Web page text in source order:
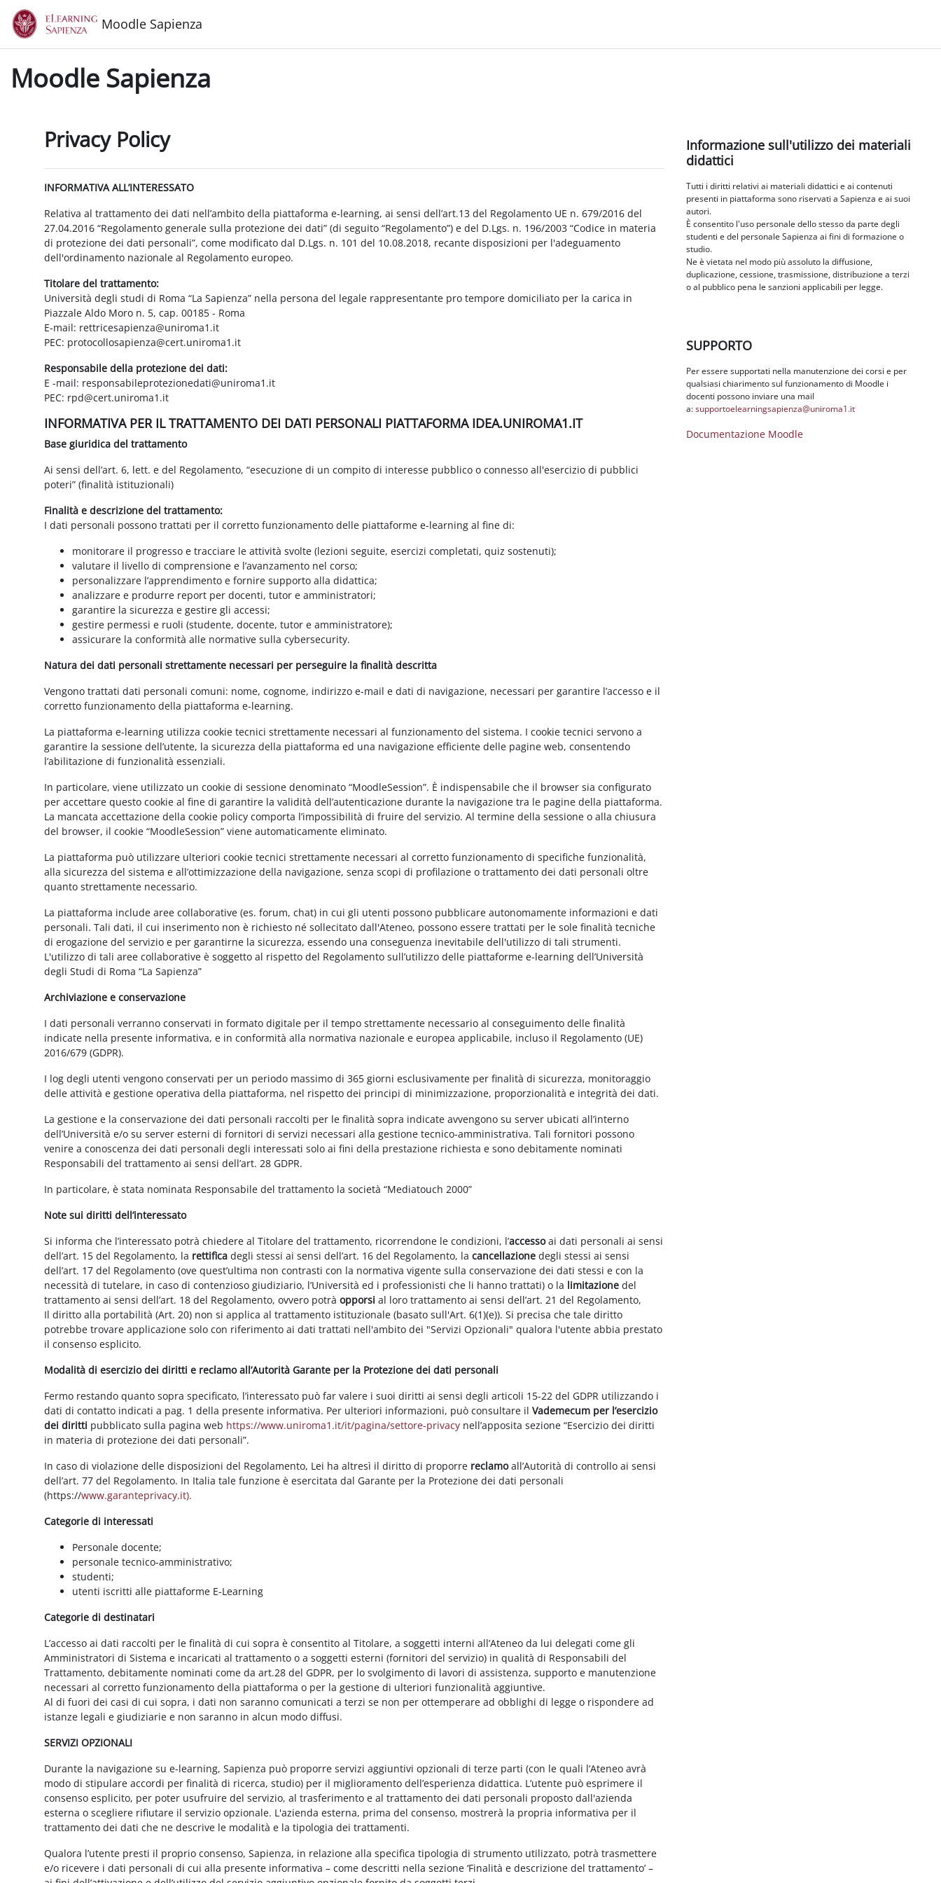
Vai al contenuto principale
Moodle Sapienza
Moodle Sapienza
Privacy Policy
INFORMATIVA ALL’INTERESSATO
Relativa al trattamento dei dati nell’ambito della piattaforma e-learning, ai sensi dell’art.13 del Regolamento UE n. 679/2016 del
27.04.2016 “Regolamento generale sulla protezione dei dati” (di seguito “Regolamento”) e del D.Lgs. n. 196/2003 “Codice in materia
di protezione dei dati personali”, come modificato dal D.Lgs. n. 101 del 10.08.2018, recante disposizioni per l'adeguamento
dell'ordinamento nazionale al Regolamento europeo.
Titolare del trattamento:
Università degli studi di Roma “La Sapienza” nella persona del legale rappresentante pro tempore domiciliato per la carica in
Piazzale Aldo Moro n. 5, cap. 00185 - Roma
E-mail: rettricesapienza@uniroma1.it
PEC: protocollosapienza@cert.uniroma1.it
Responsabile della protezione dei dati:
E -mail: responsabileprotezionedati@uniroma1.it
PEC: rpd@cert.uniroma1.it
INFORMATIVA PER IL TRATTAMENTO DEI DATI PERSONALI PIATTAFORMA IDEA.UNIROMA1.IT
Base giuridica del trattamento
Ai sensi dell’art. 6, lett. e del Regolamento, “esecuzione di un compito di interesse pubblico o connesso all'esercizio di pubblici
poteri” (finalità istituzionali)
Finalità e descrizione del trattamento:
I dati personali possono trattati per il corretto funzionamento delle piattaforme e-learning al fine di:
monitorare il progresso e tracciare le attività svolte (lezioni seguite, esercizi completati, quiz sostenuti);
valutare il livello di comprensione e l’avanzamento nel corso;
personalizzare l’apprendimento e fornire supporto alla didattica;
analizzare e produrre report per docenti, tutor e amministratori;
garantire la sicurezza e gestire gli accessi;
gestire permessi e ruoli (studente, docente, tutor e amministratore);
assicurare la conformità alle normative sulla cybersecurity.
Natura dei dati personali strettamente necessari per perseguire la finalità descritta
Vengono trattati dati personali comuni: nome, cognome, indirizzo e-mail e dati di navigazione, necessari per garantire l’accesso e il
corretto funzionamento della piattaforma e-learning.
La piattaforma e-learning utilizza cookie tecnici strettamente necessari al funzionamento del sistema. I cookie tecnici servono a
garantire la sessione dell’utente, la sicurezza della piattaforma ed una navigazione efficiente delle pagine web, consentendo
l’abilitazione di funzionalità essenziali.
In particolare, viene utilizzato un cookie di sessione denominato “MoodleSession”. È indispensabile che il browser sia configurato
per accettare questo cookie al fine di garantire la validità dell’autenticazione durante la navigazione tra le pagine della piattaforma.
La mancata accettazione della cookie policy comporta l’impossibilità di fruire del servizio. Al termine della sessione o alla chiusura
del browser, il cookie “MoodleSession” viene automaticamente eliminato.
La piattaforma può utilizzare ulteriori cookie tecnici strettamente necessari al corretto funzionamento di specifiche funzionalità,
alla sicurezza del sistema e all’ottimizzazione della navigazione, senza scopi di profilazione o trattamento dei dati personali oltre
quanto strettamente necessario.
La piattaforma include aree collaborative (es. forum, chat) in cui gli utenti possono pubblicare autonomamente informazioni e dati
personali. Tali dati, il cui inserimento non è richiesto né sollecitato dall'Ateneo, possono essere trattati per le sole finalità tecniche
di erogazione del servizio e per garantirne la sicurezza, essendo una conseguenza inevitabile dell'utilizzo di tali strumenti.
L'utilizzo di tali aree collaborative è soggetto al rispetto del Regolamento sull’utilizzo delle piattaforme e-learning dell’Università
degli Studi di Roma “La Sapienza”
Archiviazione e conservazione
I dati personali verranno conservati in formato digitale per il tempo strettamente necessario al conseguimento delle finalità
indicate nella presente informativa, e in conformità alla normativa nazionale e europea applicabile, incluso il Regolamento (UE)
2016/679 (GDPR).
I log degli utenti vengono conservati per un periodo massimo di 365 giorni esclusivamente per finalità di sicurezza, monitoraggio
delle attività e gestione operativa della piattaforma, nel rispetto dei principi di minimizzazione, proporzionalità e integrità dei dati.
La gestione e la conservazione dei dati personali raccolti per le finalità sopra indicate avvengono su server ubicati all’interno
dell’Università e/o su server esterni di fornitori di servizi necessari alla gestione tecnico-amministrativa. Tali fornitori possono
venire a conoscenza dei dati personali degli interessati solo ai fini della prestazione richiesta e sono debitamente nominati
Responsabili del trattamento ai sensi dell’art. 28 GDPR.
In particolare, è stata nominata Responsabile del trattamento la società “Mediatouch 2000”
Note sui diritti dell’interessato
Si informa che l’interessato potrà chiedere al Titolare del trattamento, ricorrendone le condizioni, l’accessoai dati personali ai sensi
dell’art. 15 del Regolamento, la rettificadegli stessi ai sensi dell’art. 16 del Regolamento, lacancellazione degli stessi ai sensi
dell’art. 17 del Regolamento (ove quest’ultima non contrasti con la normativa vigente sulla conservazione dei dati stessi e con la
necessità di tutelare, in caso di contenzioso giudiziario, l’Università ed i professionisti che li hanno trattati) o la limitazione del
trattamento ai sensi dell’art. 18 del Regolamento, ovvero potràopporsi al loro trattamento ai sensi dell’art. 21 del Regolamento,
Il diritto alla portabilità (Art. 20) non si applica al trattamento istituzionale (basato sull'Art. 6(1)(e)). Si precisa che tale diritto
potrebbe trovare applicazione solo con riferimento ai dati trattati nell'ambito dei "Servizi Opzionali" qualora l'utente abbia prestato
il consenso esplicito.
Modalità di esercizio dei diritti e reclamo all’Autorità Garante per la Protezione dei dati personali
Fermo restando quanto sopra specificato, l’interessato può far valere i suoi diritti ai sensi degli articoli 15-22 del GDPR utilizzando i
dati di contatto indicati a pag. 1 della presente informativa. Per ulteriori informazioni, può consultare ilVademecum per l’esercizio
dei diritti pubblicato sulla pagina web https://www.uniroma1.it/it/pagina/settore-privacy nell’apposita sezione “Esercizio dei diritti
in materia di protezione dei dati personali”.
In caso di violazione delle disposizioni del Regolamento, Lei ha altresì il diritto di proporre reclamoall’Autorità di controllo ai sensi
dell’art. 77 del Regolamento. In Italia tale funzione è esercitata dal Garante per la Protezione dei dati personali
(https://www.garanteprivacy.it).
Categorie di interessati
Personale docente;
personale tecnico-amministrativo;
studenti;
utenti iscritti alle piattaforme E-Learning
Categorie di destinatari
L’accesso ai dati raccolti per le finalità di cui sopra è consentito al Titolare, a soggetti interni all’Ateneo da lui delegati come gli
Amministratori di Sistema e incaricati al trattamento o a soggetti esterni (fornitori del servizio) in qualità di Responsabili del
Trattamento, debitamente nominati come da art.28 del GDPR, per lo svolgimento di lavori di assistenza, supporto e manutenzione
necessari al corretto funzionamento della piattaforma o per la gestione di ulteriori funzionalità aggiuntive.
Al di fuori dei casi di cui sopra, i dati non saranno comunicati a terzi se non per ottemperare ad obblighi di legge o rispondere ad
istanze legali e giudiziarie e non saranno in alcun modo diffusi.
SERVIZI OPZIONALI
Durante la navigazione su e-learning, Sapienza può proporre servizi aggiuntivi opzionali di terze parti (con le quali l’Ateneo avrà
modo di stipulare accordi per finalità di ricerca, studio) per il miglioramento dell’esperienza didattica. L’utente può esprimere il
consenso esplicito, per poter usufruire del servizio, al trasferimento e al trattamento dei dati personali proposto dall'azienda
esterna o scegliere rifiutare il servizio opzionale. L'azienda esterna, prima del consenso, mostrerà la propria informativa per il
trattamento dei dati che ne descrive le modalità e la tipologia dei trattamenti.
Qualora l’utente presti il proprio consenso, Sapienza, in relazione alla specifica tipologia di strumento utilizzato, potrà trasmettere
e/o ricevere i dati personali di cui alla presente informativa – come descritti nella sezione ‘Finalità e descrizione del trattamento’ –
Blocchi
Informazione sull'utilizzo dei materiali
didattici
Tutti i diritti relativi ai materiali didattici e ai contenuti
presenti in piattaforma sono riservati a Sapienza e ai suoi
autori.
È consentito l'uso personale dello stesso da parte degli
studenti e del personale Sapienza ai fini di formazione o
studio.
Ne è vietata nel modo più assoluto la diffusione,
duplicazione, cessione, trasmissione, distribuzione a terzi
o al pubblico pena le sanzioni applicabili per legge.
SUPPORTO
Per essere supportati nella manutenzione dei corsi e per
qualsiasi chiarimento sul funzionamento di Moodle i
docenti possono inviare una mail
a:supportoelearningsapienza@uniroma1.it
Documentazione Moodle